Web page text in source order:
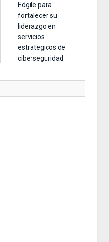
Edgile para
fortalecer su
liderazgo en
servicios
estratégicos de
ciberseguridad